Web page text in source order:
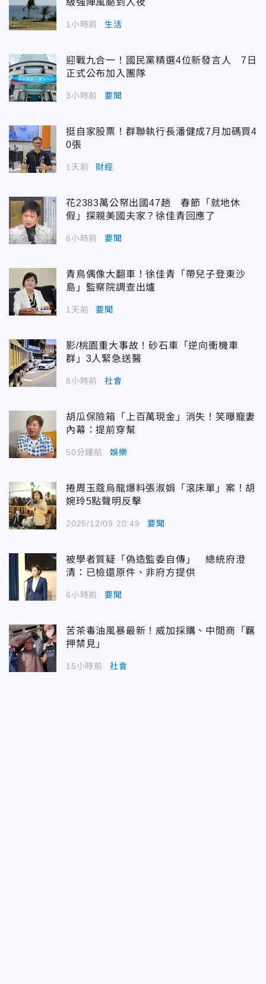
1小時前 生活
迎戰九合一！國民黨精選4位新發言人 7日
正式公布加入團隊
3小時前 要聞
挺自家股票！群聯執行長潘健成7月加碼買4
0張
1天前 財經
花2383萬公帑出國47趟 春節「就地休
假」探親美國夫家？徐佳青回應了
6小時前 要聞
青鳥偶像大翻車！徐佳青「帶兒子登東沙
島」監察院調查出爐
1天前 要聞
影/桃園重大事故！砂石車「逆向衝機車
群」3人緊急送醫
8小時前 社會
胡瓜保險箱「上百萬現金」消失！笑曝寵妻
內幕：提前穿幫
50分鐘前 娛樂
捲周玉蔻烏龍爆料張淑娟「滾床單」案！胡
婉玲5點聲明反擊
2025/12/09 20:49 要聞
被學者質疑「偽造監委自傳」 總統府澄
清：已檢還原件、非府方提供
6小時前 要聞
苦茶毒油風暴最新！威加採購、中間商「羈
押禁見」
15小時前 社會